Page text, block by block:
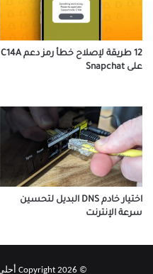
12 طريقة لإصلاح خطأ رمز دعم C14A
على Snapchat
اختيار خادم DNS البديل لتحسين
سرعة الإنترنت
© Copyright 2026 أحلى هاوم, All Rights Reserved